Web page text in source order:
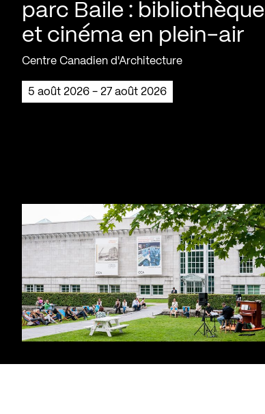
parc Baile : bibliothèque
et cinéma en plein-air
Centre Canadien d'Architecture
5 août 2026 - 27 août 2026